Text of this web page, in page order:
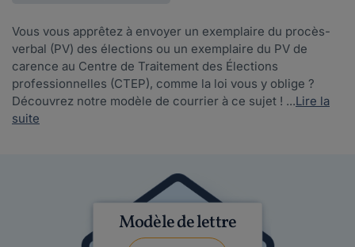
Modèle de lettre
Vous vous apprêtez à envoyer un exemplaire du procès-
verbal (PV) des élections ou un exemplaire du PV de
carence au Centre de Traitement des Élections
professionnelles (CTEP), comme la loi vous y oblige ?
Découvrez notre modèle de courrier à ce sujet ! ...Lire la
suite